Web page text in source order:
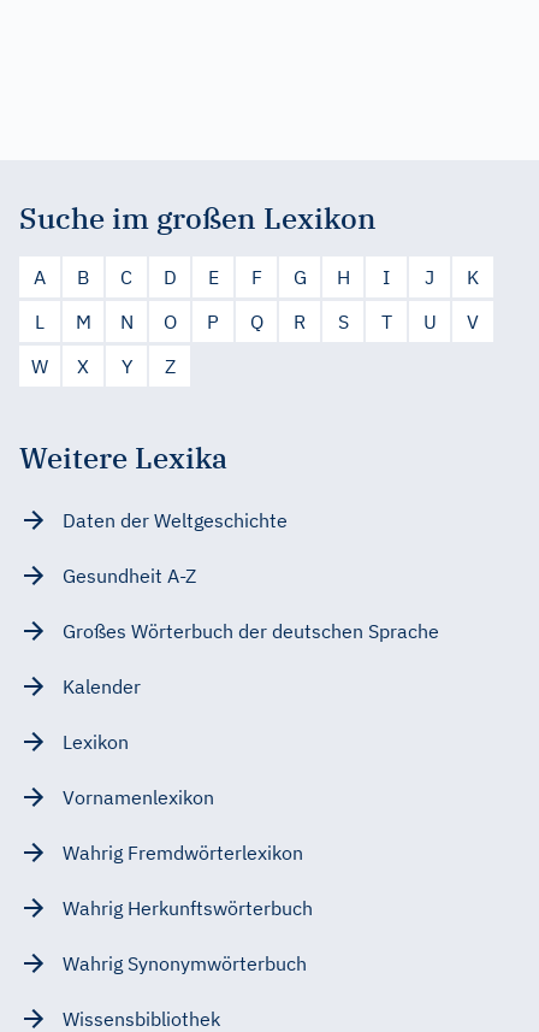
Suche im großen Lexikon
A B C D E F G H I J
K
L
M N O P Q R S T U
V
W
X Y Z
Weitere Lexika
Daten der Weltgeschichte
Gesundheit A-Z
Großes Wörterbuch der deutschen Sprache
Kalender
Lexikon
Vornamenlexikon
Wahrig Fremdwörterlexikon
Wahrig Herkunftswörterbuch
Wahrig Synonymwörterbuch
Wissensbibliothek